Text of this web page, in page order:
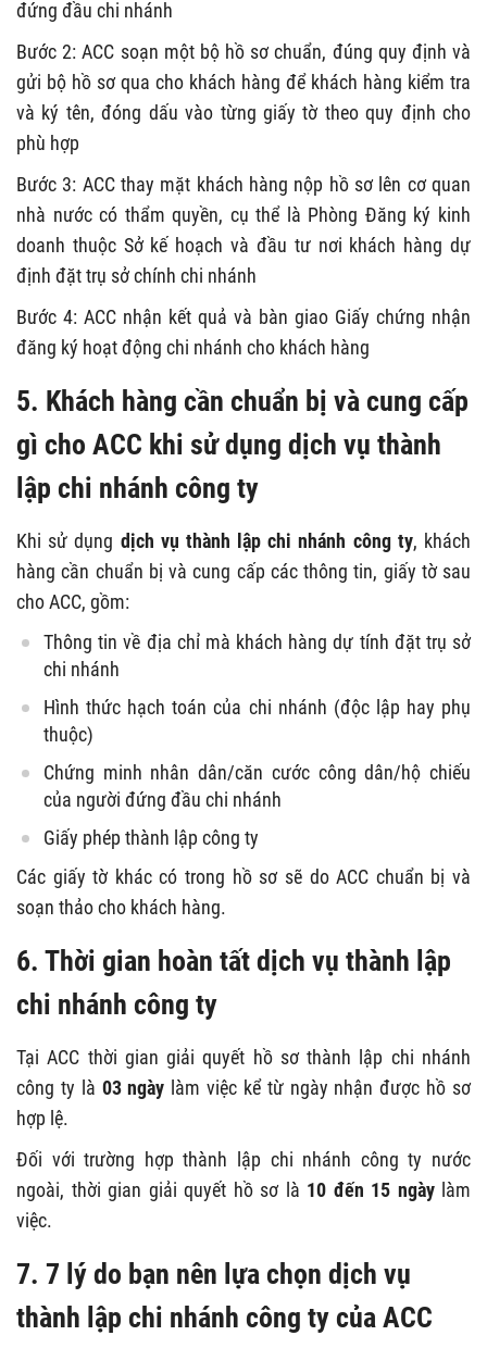
đứng đầu chi nhánh
Bước 2: ACC soạn một bộ hồ sơ chuẩn, đúng quy định và
gửi bộ hồ sơ qua cho khách hàng để khách hàng kiểm tra
và ký tên, đóng dấu vào từng giấy tờ theo quy định cho
phù hợp
Bước 3: ACC thay mặt khách hàng nộp hồ sơ lên cơ quan
nhà nước có thẩm quyền, cụ thể là Phòng Đăng ký kinh
doanh thuộc Sở kế hoạch và đầu tư nơi khách hàng dự
định đặt trụ sở chính chi nhánh
Bước 4: ACC nhận kết quả và bàn giao Giấy chứng nhận
đăng ký hoạt động chi nhánh cho khách hàng
5. Khách hàng cần chuẩn bị và cung cấp
gì cho ACC khi sử dụng dịch vụ thành
lập chi nhánh công ty
Khi sử dụng dịch vụ thành lập chi nhánh công ty, khách
hàng cần chuẩn bị và cung cấp các thông tin, giấy tờ sau
cho ACC, gồm:
Thông tin về địa chỉ mà khách hàng dự tính đặt trụ sở
chi nhánh
Hình thức hạch toán của chi nhánh (độc lập hay phụ
thuộc)
Chứng minh nhân dân/căn cước công dân/hộ chiếu
của người đứng đầu chi nhánh
Giấy phép thành lập công ty
Các giấy tờ khác có trong hồ sơ sẽ do ACC chuẩn bị và
soạn thảo cho khách hàng.
6. Thời gian hoàn tất dịch vụ thành lập
chi nhánh công ty
Tại ACC thời gian giải quyết hồ sơ thành lập chi nhánh
công ty là 03 ngày làm việc kể từ ngày nhận được hồ sơ
hợp lệ.
Đối với trường hợp thành lập chi nhánh công ty nước
ngoài, thời gian giải quyết hồ sơ là 10 đến 15 ngàylàm
việc.
7. 7 lý do bạn nên lựa chọn dịch vụ
thành lập chi nhánh công ty của ACC